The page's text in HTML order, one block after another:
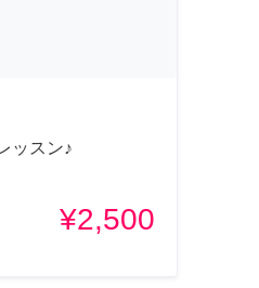
ッスン♪
¥2,500